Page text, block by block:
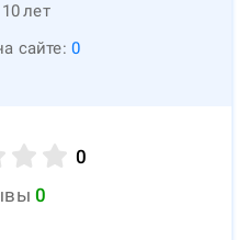
10лет
сайте: 0
0
0